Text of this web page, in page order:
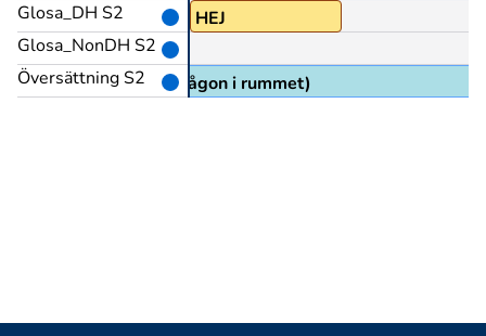
Glosa_DH S2
Glosa_NonDH S2
Översättning S2
HEJ
(hälsar på någon i rummet)